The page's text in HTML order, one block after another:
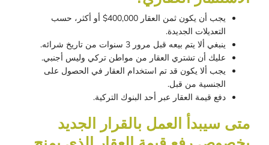
يجب أن يكون ثمن العقار 400,000$ أو أكثر، حسب
التعديلات الجديدة.
ينبغي ألا يتم بيعه قبل مرور 3 سنوات من تاريخ شرائه.
عليك أن تشتري العقار من مواطن تركي وليس أجنبي.
يجب ألا يكون قد تم استخدام العقار في الحصول على
الجنسية من قبل.
دفع قيمة العقار عبر أحد البنوك التركية.